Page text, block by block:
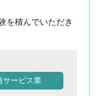
を積んでいただき
サービス業